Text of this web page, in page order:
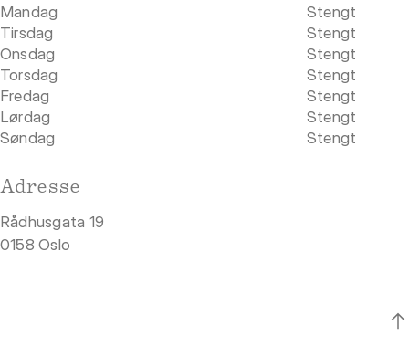
Mandag
Stengt
Tirsdag
Stengt
Onsdag
Stengt
Torsdag
Stengt
Fredag
Stengt
Lørdag
Stengt
Søndag
Stengt
Adresse
Rådhusgata 19
0158 Oslo